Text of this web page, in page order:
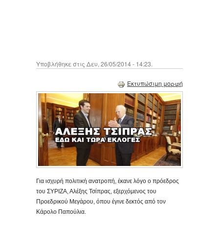
Υποβλήθηκε στις Δευ, 26/05/2014 - 14:23.
Εκτυπώσιμη μορφή
Για ισχυρή πολιτική ανατροπή, έκανε λόγο ο πρόεδρος
του ΣΥΡΙΖΑ, Αλέξης Τσίπρας, εξερχόμενος του
Προεδρικού Μεγάρου, όπου έγινε δεκτός από τον
Κάρολο Παπούλια.